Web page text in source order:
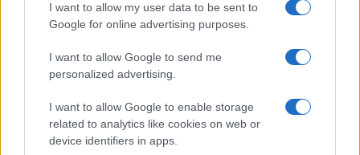
I want to allow my user data to be sent to
Google for online advertising purposes.
I want to allow Google to send me
personalized advertising.
I want to allow Google to enable storage
related to analytics like cookies on web or
device identifiers in apps.
William, Kate e i principini in Scozia per i giochi del
Francesca Lombardi · 2 Ago 2026
GAMING NEWS